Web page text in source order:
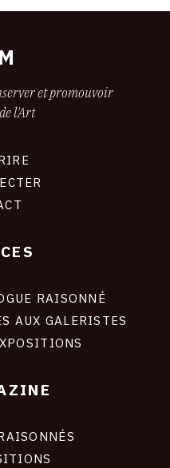
et promouvoir
l'Art
RAISONNÉ
AUX GALERISTES